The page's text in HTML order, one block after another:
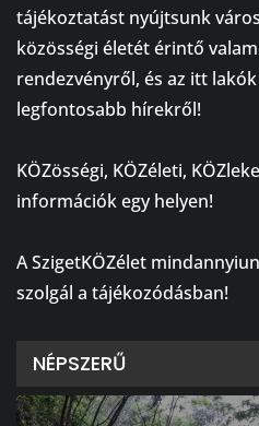
tájékoztatást nyújtsunk
közösségi életét érintő
rendezvényről, és az itt
legfontosabb hírekről!
KÖZösségi, KÖZéleti,
információk egy helyen!
A SzigetKÖZélet
szolgál a tájékozódásban!
NÉPSZERŰ